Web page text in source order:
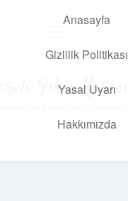
Anasayfa
Gizlilik Politikası
Yasal Uyarı
Hakkımızda
Neşeli Fikir Köşesi